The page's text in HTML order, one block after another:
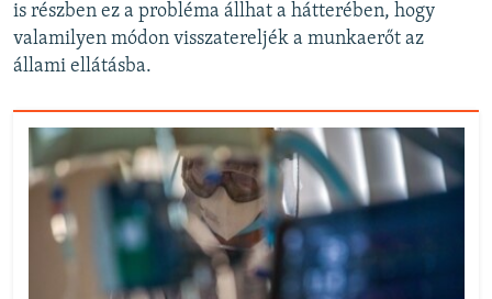
is részben ez a probléma állhat a hátterében, hogy
valamilyen módon visszatereljék a munkaerőt az
állami ellátásba.